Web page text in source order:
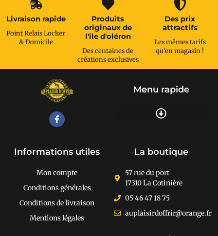
Livraison rapide
Point Relais Locker
& Domicile
Produits
originaux de
l'île d'oléron
Des centaines de
créations exclusives
Des prix
attractifs
Les mêmes tarifs
qu'en magasin !
Menu rapide
Informations utiles
Mon compte
Conditions générales
Conditions de livraison
Mentions légales
La boutique
57 rue du port
17310 La Cotinière
05 46 47 18 75
auplaisirdoffrir@orange.fr